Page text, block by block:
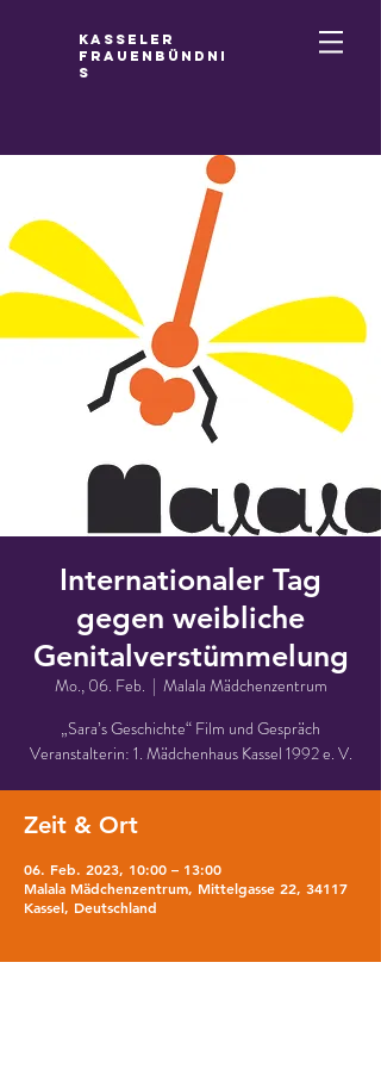
Kasseler
Frauenbündni
s
Internationaler Tag
gegen weibliche
Genitalverstümmelung
Mo., 06. Feb.
  |
Malala Mädchenzentrum
„Sara’s Geschichte“ Film und Gespräch
Veranstalterin: 1. Mädchenhaus Kassel 1992 e. V.
Zeit & Ort
06. Feb. 2023, 10:00 – 13:00
Malala Mädchenzentrum, Mittelgasse 22, 34117
Kassel, Deutschland